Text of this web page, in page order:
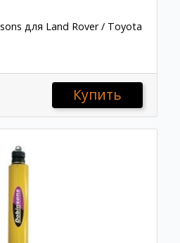
для Land Rover / Toyota
Купить